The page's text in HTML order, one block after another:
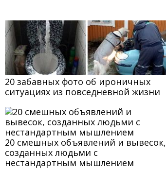
20 забавных фото об ироничных
ситуациях из повседневной жизни
20 смешных объявлений и вывесок,
созданных людьми с
нестандартным мышлением